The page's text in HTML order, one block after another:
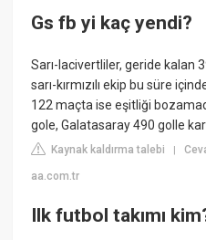
Gs fb yi kaç yendi?
Sarı-lacivertliler, geride kalan
sarı-kırmızılı ekip bu süre
122 maçta ise eşitliği
gole, Galatasaray 490 golle
Kaynak kaldırma talebi |
aa.com.tr
Ilk futbol takımı